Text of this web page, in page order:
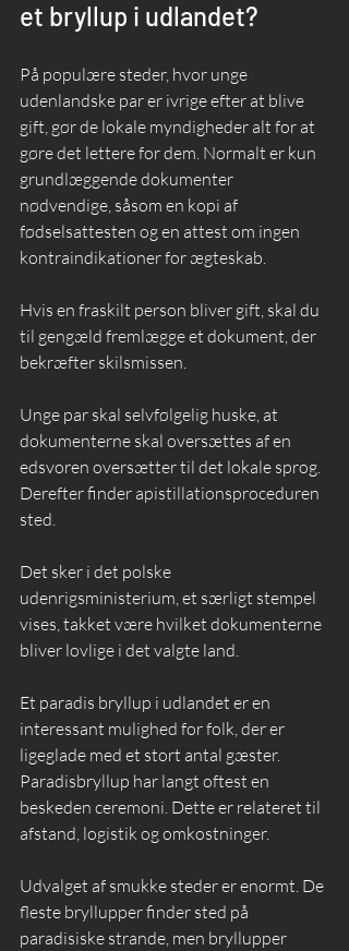
et bryllup i udlandet?
På populære steder, hvor unge
udenlandske par er ivrige efter at blive
gift, gør de lokale myndigheder alt for at
gøre det lettere for dem. Normalt er kun
grundlæggende dokumenter
nødvendige, såsom en kopi af
fødselsattesten og en attest om ingen
kontraindikationer for ægteskab.
Hvis en fraskilt person bliver gift, skal du
til gengæld fremlægge et dokument, der
bekræfter skilsmissen.
Unge par skal selvfølgelig huske, at
dokumenterne skal oversættes af en
edsvoren oversætter til det lokale sprog.
Derefter finder apistillationsproceduren
sted.
Det sker i det polske
udenrigsministerium, et særligt stempel
vises, takket være hvilket dokumenterne
bliver lovlige i det valgte land.
Et paradis bryllup i udlandet er en
interessant mulighed for folk, der er
ligeglade med et stort antal gæster.
Paradisbryllup har langt oftest en
beskeden ceremoni. Dette er relateret til
afstand, logistik og omkostninger.
Udvalget af smukke steder er enormt. De
fleste bryllupper finder sted på
paradisiske strande, men bryllupper